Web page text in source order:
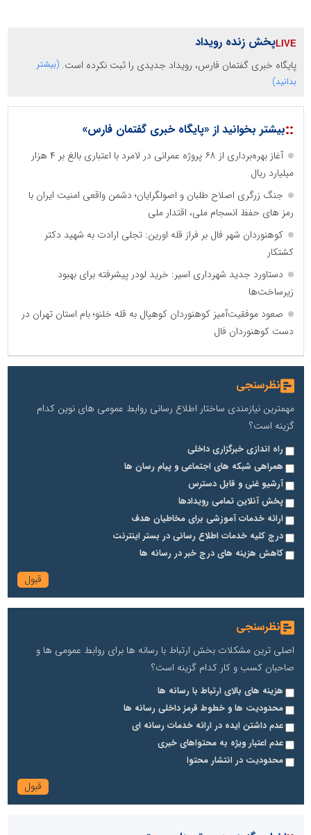
پخش زنده رویداد
پایگاه خبری گفتمان فارس، رویداد جدیدی را ثبت نکرده است. (بیشتر
بدانید)
::بیشتر بخوانید از «پایگاه خبری گفتمان فارس»
آغاز بهره‌برداری از ۶۸ پروژه عمرانی در لامرد با اعتباری بالغ بر ۴ هزار
میلیارد ریال
جنگ زرگری اصلاح طلبان و اصولگرایان؛ دشمن واقعی امنیت ایران با
رمز های حفظ انسجام ملی، اقتدار ملی
کوهنوردان شهر فال بر فراز قله اورین: تجلی ارادت به شهید دکتر
کشتکار
دستاورد جدید شهرداری اسیر: خرید لودر پیشرفته برای بهبود
زیرساخت‌ها
صعود موفقیت‌آمیز کوهنوردان کوهپال به قله خلنو؛ بام استان تهران در
دست کوهنوردان فال
نظرسنجی
مهمترین نیازمندی ساختار اطلاع رسانی روابط عمومی های نوین کدام
گزینه است؟
راه اندازی خبرگزاری داخلی
همراهی شبکه های اجتماعی و پیام رسان ها
آرشیو غنی و قابل دسترس
پخش آنلاین تمامی رویدادها
ارائه خدمات آموزشی برای مخاطیان هدف
درج کلیه خدمات اطلاع رسانی در بستر اینترنت
کاهش هزینه های درج خبر در رسانه ها
نظرسنجی
اصلی ترین مشکلات بخش ارتباط با رسانه ها برای روابط عمومی ها و
صاحبان کسب و کار کدام گزینه است؟
هزینه های بالای ارتباط با رسانه ها
محدودیت ها و خطوط قرمز داخلی رسانه ها
عدم داشتن ایده در ارائه خدمات رسانه ای
عدم اعتبار ویژه به محتواهای خبری
محدودیت در انتشار محتوا